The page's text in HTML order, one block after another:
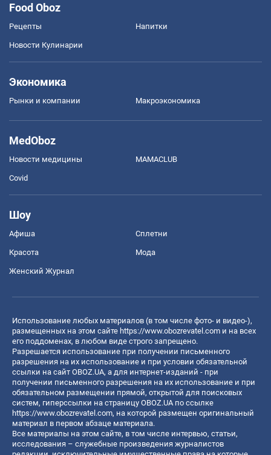
Food Oboz
Рецепты Напитки
Новости Кулинарии
Экономика
Рынки и компании Mакроэкономика
MedOboz
Новости медицины MAMACLUB
Covid
Шоу
Афиша Сплетни
Красота Мода
Женский Журнал
Использование любых материалов (в том числе фото- и видео-),
размещенных на этом сайте https://www.obozrevatel.com и на всех
его поддоменах, в любом виде строго запрещено.
Разрешается использование при получении письменного
разрешения на их использование и при условии обязательной
ссылки на сайт OBOZ.UA, а для интернет-изданий - при
получении письменного разрешения на их использование и при
обязательном размещении прямой, открытой для поисковых
систем, гиперссылки на страницу OBOZ.UA по ссылке
https://www.obozrevatel.com, на которой размещен оригинальный
материал в первом абзаце материала.
Все материалы на этом сайте, в том числе интервью, статьи,
исследования – служебные произведения журналистов